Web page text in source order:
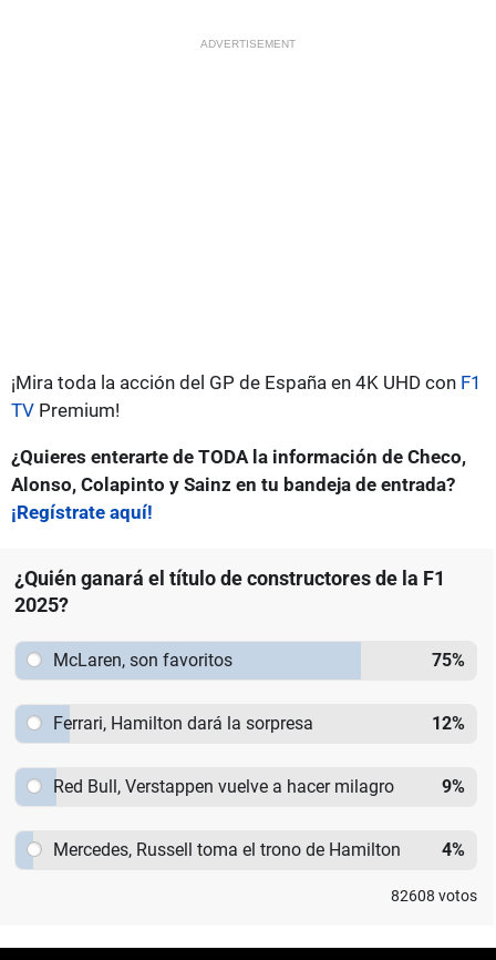
ADVERTISEMENT
¡Mira toda la acción del GP de España en 4K UHD con F1
TV Premium!
¿Quieres enterarte de TODA la información de Checo,
Alonso, Colapinto y Sainz en tu bandeja de entrada?
¡Regístrate aquí!
¿Quién ganará el título de constructores de la F1
2025?
McLaren, son favoritos 75%
Ferrari, Hamilton dará la sorpresa 12%
Red Bull, Verstappen vuelve a hacer milagro 9%
Mercedes, Russell toma el trono de Hamilton 4%
82608 votos